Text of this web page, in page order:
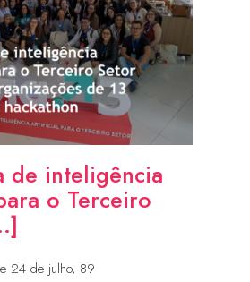
de inteligência
o Terceiro
24 de julho, 89